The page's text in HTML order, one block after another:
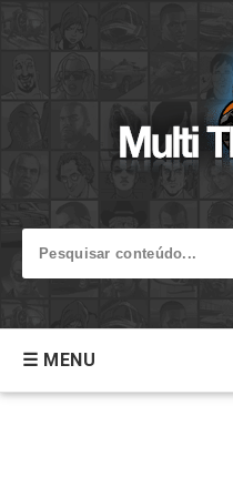
☰ MENU